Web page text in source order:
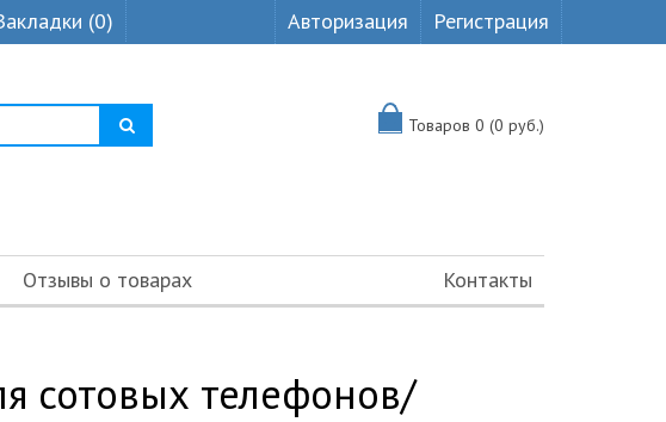
(0) Авторизация Регистрация
Товаров 0 (0 руб.)
Отзывы о товарах Контакты
сотовых телефонов/